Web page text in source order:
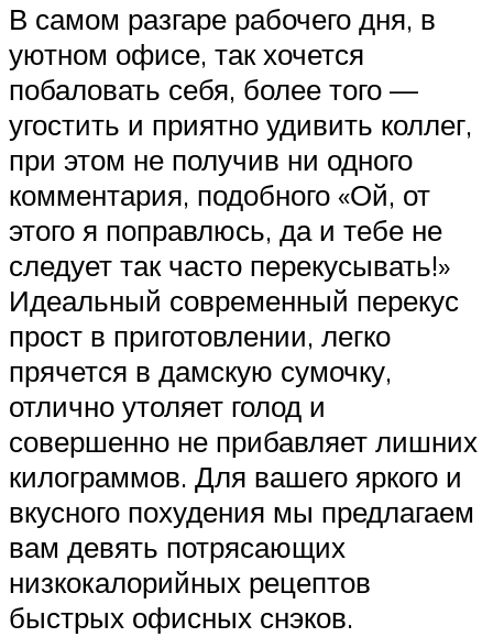
В самом разгаре рабочего дня, в
уютном офисе, так хочется
побаловать себя, более того —
угостить и приятно удивить коллег,
при этом не получив ни одного
комментария, подобного «Ой, от
этого я поправлюсь, да и тебе не
следует так часто перекусывать!»
Идеальный современный перекус
прост в приготовлении, легко
прячется в дамскую сумочку,
отлично утоляет голод и
совершенно не прибавляет лишних
килограммов. Для вашего яркого и
вкусного похудения мы предлагаем
вам девять потрясающих
низкокалорийных рецептов
быстрых офисных снэков.